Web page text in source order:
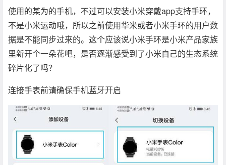
使用的某为的手机，不过可以安装小米穿戴app支持手环，
不是小米运动哦，所以之前使用华米或者小米手环的用户数
据是不能同步过来的。这个应该说小米手环是小米产品家族
里新开个一朵花吧，是否逐渐感受到了小米自己的生态系统
碎片化了吗？
连接手表前请确保手机蓝牙开启